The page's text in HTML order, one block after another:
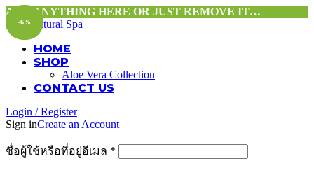
ADD ANYTHING HERE OR JUST REMOVE IT…
HOME
SHOP
Aloe Vera Collection
CONTACT US
Login / Register
Sign inCreate an Account
ชื่อผู้ใช้หรือที่อยู่อีเมล *
-6%